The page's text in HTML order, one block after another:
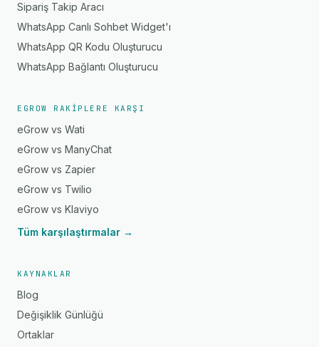
Sipariş Takip Aracı
WhatsApp Canlı Sohbet Widget'ı
WhatsApp QR Kodu Oluşturucu
WhatsApp Bağlantı Oluşturucu
EGROW RAKIPLERE KARŞI
eGrow vs Wati
eGrow vs ManyChat
eGrow vs Zapier
eGrow vs Twilio
eGrow vs Klaviyo
Tüm karşılaştırmalar →
KAYNAKLAR
Blog
Değişiklik Günlüğü
Ortaklar